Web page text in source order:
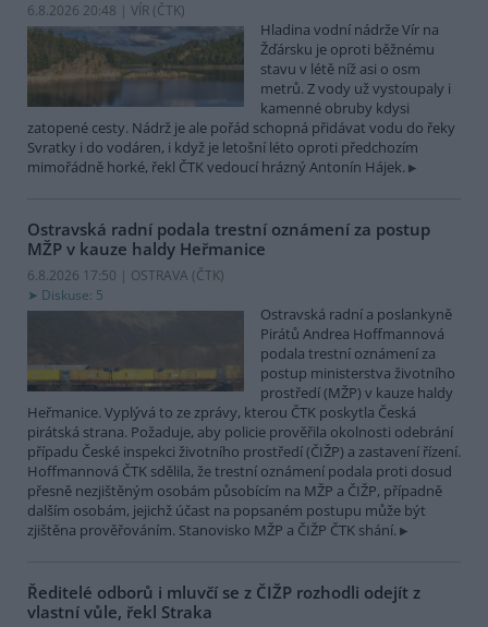
6.8.2026 20:48 | VÍR (ČTK)
Hladina vodní nádrže Vír na
Žďársku je oproti běžnému
stavu v létě níž asi o osm
metrů. Z vody už vystoupaly i
kamenné obruby kdysi
zatopené cesty. Nádrž je ale pořád schopná přidávat vodu do řeky
Svratky i do vodáren, i když je letošní léto oproti předchozím
mimořádně horké, řekl ČTK vedoucí hrázný Antonín Hájek.
Ostravská radní podala trestní oznámení za postup
MŽP v kauze haldy Heřmanice
6.8.2026 17:50 | OSTRAVA (ČTK)
Diskuse: 5
Ostravská radní a poslankyně
Pirátů Andrea Hoffmannová
podala trestní oznámení za
postup ministerstva životního
prostředí (MŽP) v kauze haldy
Heřmanice. Vyplývá to ze zprávy, kterou ČTK poskytla Česká
pirátská strana. Požaduje, aby policie prověřila okolnosti odebrání
případu České inspekci životního prostředí (ČIŽP) a zastavení řízení.
Hoffmannová ČTK sdělila, že trestní oznámení podala proti dosud
přesně nezjištěným osobám působícím na MŽP a ČIŽP, případně
dalším osobám, jejichž účast na popsaném postupu může být
zjištěna prověřováním. Stanovisko MŽP a ČIŽP ČTK shání.
Ředitelé odborů i mluvčí se z ČIŽP rozhodli odejít z
vlastní vůle, řekl Straka